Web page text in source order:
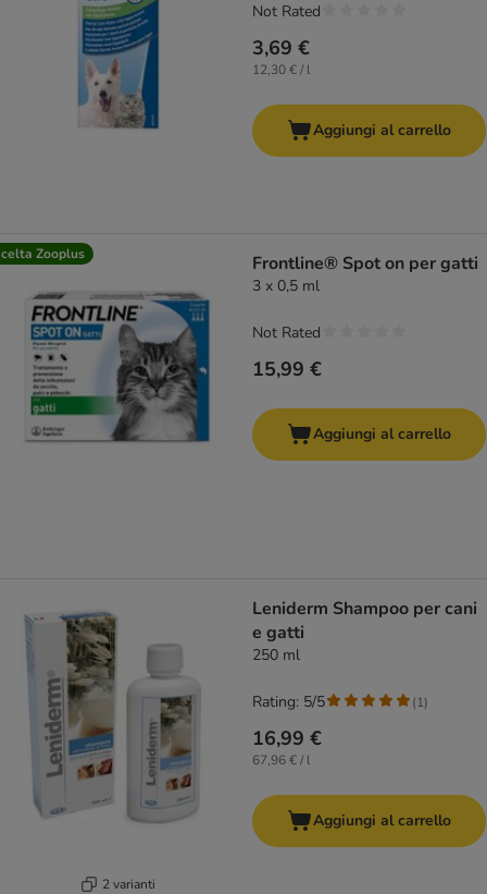
3,69 €
12,30 € / l
Not Rated
Aggiungi al carrello
Zooplus Frontline® Spot on per gatti
3 x 0,5 ml
15,99 €
Not Rated
Aggiungi al carrello
2 varianti
Leniderm Shampoo per cani
e gatti
250 ml
16,99 €
67,96 € / l
Rating: 5/5 (1)
Aggiungi al carrello